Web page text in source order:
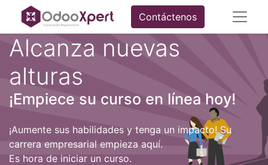
Contáctenos
Alcanza nuevas
alturas
¡Empiece su curso en línea hoy!
¡Aumente sus habilidades y tenga un impacto! Su
carrera empresarial empieza aquí.
Es hora de iniciar un curso.